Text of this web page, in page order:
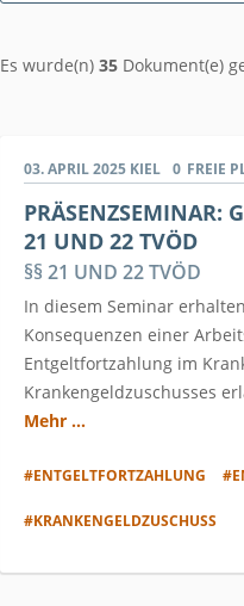
Es wurde(n) 35Dokument(e)
03. APRIL 2025 KIEL FREIE
0
PRÄSENZSEMINAR:
21 UND 22 TVÖD
§§ 21 UND 22 TVÖD
In diesem Seminar
Konsequenzen einer
Entgeltfortzahlung im
Krankengeldzuschusses
Mehr ...
#ENTGELTFORTZAHLUNG
#KRANKENGELDZUSCHUSS